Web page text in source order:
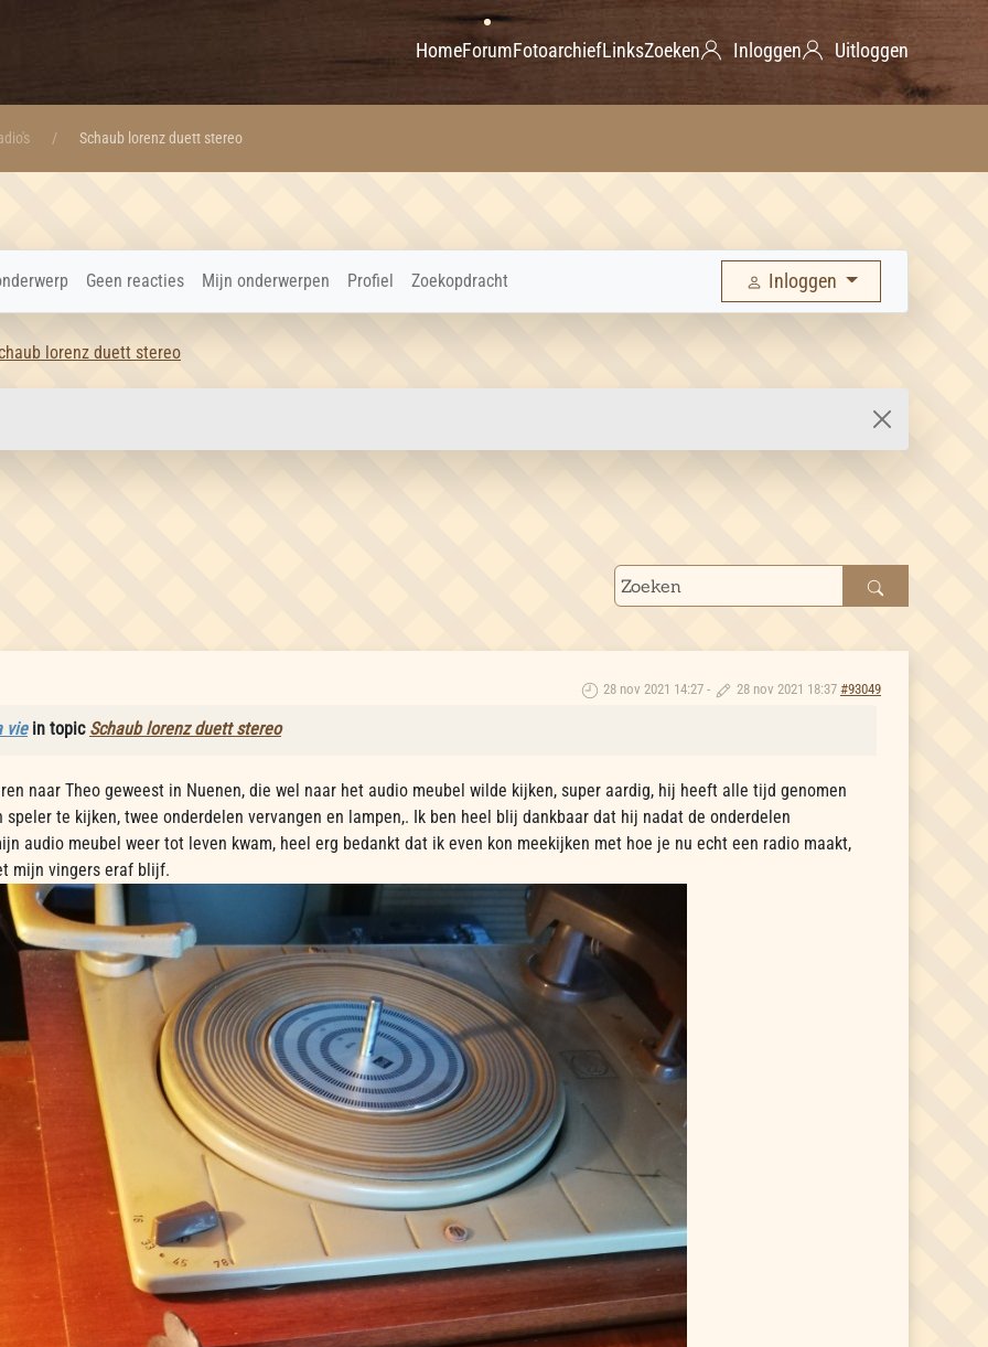
HomeForumFotoarchiefLinksZoeken Inloggen Uitloggen
Schaub lorenz duett stereo
Geen reacties Mijn onderwerpen Profiel Zoekopdracht Inloggen
lorenz duett stereo
28 nov 2021 14:27 - 28 nov 2021 18:37 #93049
viein topic Schaub lorenz duett stereo
naar Theo geweest in Nuenen, die wel naar het audio meubel wilde kijken, super aardig, hij heeft alle tijd genomen
speler te kijken, twee onderdelen vervangen en lampen,. Ik ben heel blij dankbaar dat hij nadat de onderdelen
audio meubel weer tot leven kwam, heel erg bedankt dat ik even kon meekijken met hoe je nu echt een radio maakt,
mijn vingers eraf blijf.